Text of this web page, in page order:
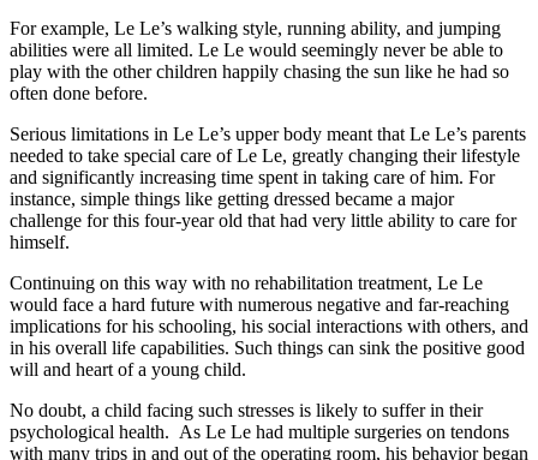
For example, Le Le’s walking style, running ability, and jumping
abilities were all limited. Le Le would seemingly never be able to
play with the other children happily chasing the sun like he had so
often done before.
Serious limitations in Le Le’s upper body meant that Le Le’s parents
needed to take special care of Le Le, greatly changing their lifestyle
and significantly increasing time spent in taking care of him. For
instance, simple things like getting dressed became a major
challenge for this four-year old that had very little ability to care for
himself.
Continuing on this way with no rehabilitation treatment, Le Le
would face a hard future with numerous negative and far-reaching
implications for his schooling, his social interactions with others, and
in his overall life capabilities. Such things can sink the positive good
will and heart of a young child.
No doubt, a child facing such stresses is likely to suffer in their
psychological health. As Le Le had multiple surgeries on tendons
with many trips in and out of the operating room, his behavior began